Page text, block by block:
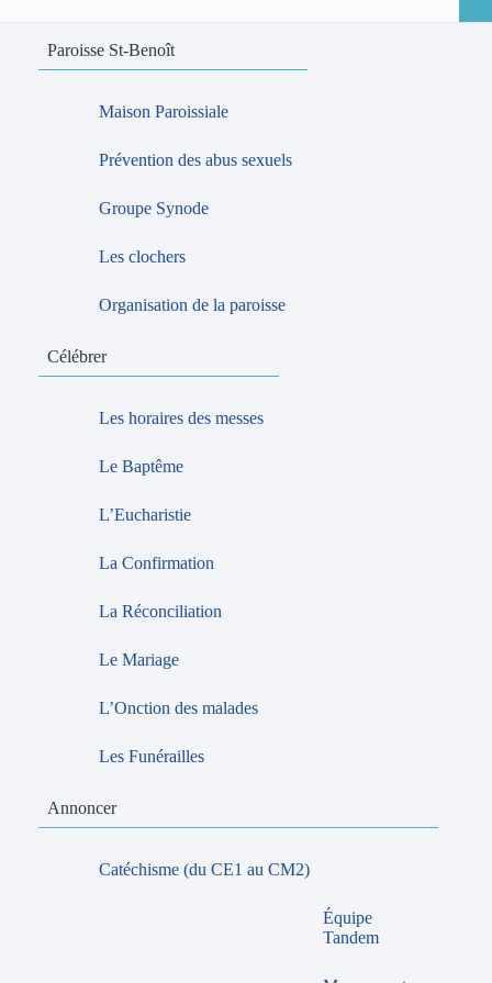
Paroisse St-Benoît
Maison Paroissiale
Prévention des abus sexuels
Groupe Synode
Les clochers
Organisation de la paroisse
Célébrer
Les horaires des messes
Le Baptême
L’Eucharistie
La Confirmation
La Réconciliation
Le Mariage
L’Onction des malades
Les Funérailles
Annoncer
Catéchisme (du CE1 au CM2)
Équipe
Tandem